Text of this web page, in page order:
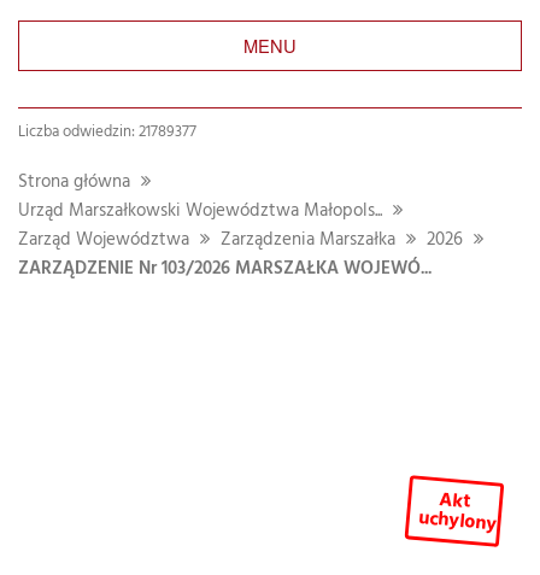
MENU
Liczba odwiedzin: 21789377
Strona główna
Urząd Marszałkowski Województwa Małopols...
Zarząd Województwa
Zarządzenia Marszałka
2026
ZARZĄDZENIE Nr 103/2026 MARSZAŁKA WOJEWÓ...
Akt
uchylony